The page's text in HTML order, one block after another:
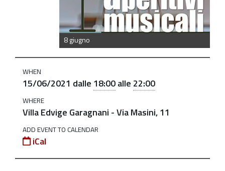
8 giugno
2021-
15T18:00:00+02:00
WHEN
15/06/2021 dalle 18:00alle 22:00
WHERE
Villa Edvige Garagnani - Via Masini, 11
ADD EVENT TO CALENDAR
iCal